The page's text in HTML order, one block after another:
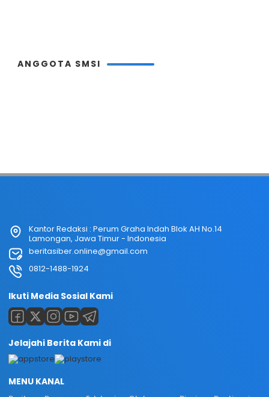
ANGGOTA SMSI
Kantor Redaksi : Perum Graha Indah Blok AH No.14
Lamongan, Jawa Timur - Indonesia
beritasiber.online@gmail.com
0812-1488-1924
Ikuti Media Sosial Kami
Jelajahi Berita Kami di
MENU KANAL